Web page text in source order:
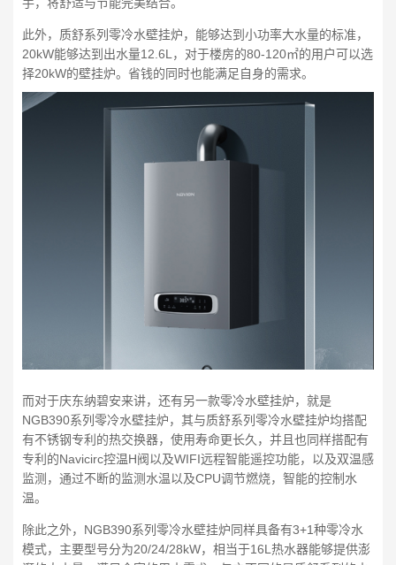
此外，质舒系列零冷水壁挂炉，能够达到小功率大水量的标准，
20kW能够达到出水量12.6L，对于楼房的80-120㎡的用户可以选
择20kW的壁挂炉。省钱的同时也能满足自身的需求。
而对于庆东纳碧安来讲，还有另一款零冷水壁挂炉，就是
NGB390系列零冷水壁挂炉，其与质舒系列零冷水壁挂炉均搭配
有不锈钢专利的热交换器，使用寿命更长久，并且也同样搭配有
专利的Navicirc控温H阀以及WIFI远程智能遥控功能，以及双温感
监测，通过不断的监测水温以及CPU调节燃烧，智能的控制水
温。
除此之外，NGB390系列零冷水壁挂炉同样具备有3+1种零冷水
模式，主要型号分为20/24/28kW，相当于16L热水器能够提供澎